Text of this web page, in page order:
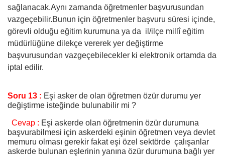
sağlanacak.Aynı zamanda öğretmenler başvurusundan
vazgeçebilir.Bunun için öğretmenler başvuru süresi içinde,
görevli olduğu eğitim kurumuna ya da il/ilçe millî eğitim
müdürlüğüne dilekçe vererek yer değiştirme
başvurusundan vazgeçebilecekler ki elektronik ortamda da
iptal edilir.
Soru 13 : Eşi asker de olan öğretmen özür durumu yer
değiştirme isteğinde bulunabilir mi ?
Cevap : Eşi askerde olan öğretmenin özür durumuna
başvurabilmesi için askerdeki eşinin öğretmen veya devlet
memuru olması gerekir fakat eşi özel sektörde çalışanlar
askerde bulunan eşlerinin yanına özür durumuna bağlı yer